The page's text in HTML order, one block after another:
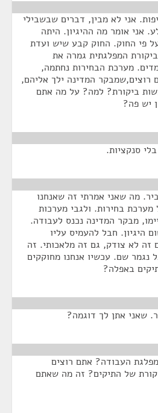
אני לא מבין, דברים שבשבילי
אני אומר מה ההיגיון. היתה
פי החוק. החוק קבע שיש ועדת
המפלגתית גמרה את
מערכת הבחירות נחתמה,
רוצים,שמבקר המדינה ילך אליהם,
ביקורת? למה? על מה אתם
יש פה?
סנקציות.
מה שאני אמרתי זה שאנחנו
בחירות. ולגבי מערכות
מבקר המדינה נכנס לעבודה.
היגיון. חבל להעמיס עליו
זה לא צודק, גם זה מלאכותי. זה
נגמר שם. עכשיו אנחנו מחוקקים
באפלה?
שאני אתן לך דוגמה?
העבודה? אתם רוצים
של התיקים? זה מה שאתם